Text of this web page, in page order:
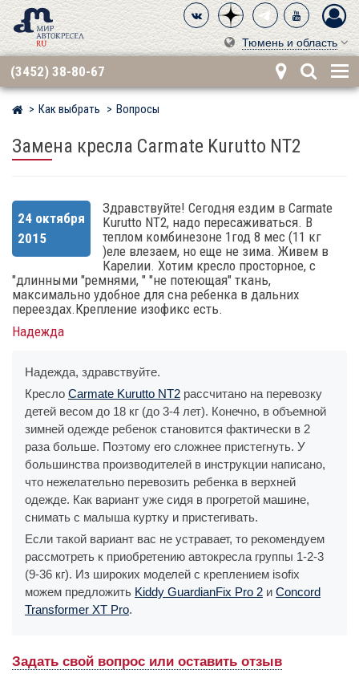
Тюмень и область
(3452) 38-80-67
Мир детских автокресел
Как выбрать Вопросы
Замена кресла Carmate Kurutto NT2
24 октября
2015
Здравствуйте! Сегодня ездим в Carmate
Kurutto NT2, надо пересаживаться. В
теплом комбинезоне 1год 8 мес (11 кг
)еле влезаем, но еще не зима. Живем в
Карелии. Хотим кресло просторное, с
"длинными "ремнями, " "не потеющая" ткань,
максимально удобное для сна ребенка в дальних
переездах.Крепление изофикс есть.
Надежда
Надежда, здравствуйте.
Кресло Carmate Kurutto NT2 рассчитано на перевозку
детей весом до 18 кг (до 3-4 лет). Конечно, в объемной
зимней одежде ребенок становится фактически в 2
раза больше. Поэтому его сложнее пристегнуть. У
большинства производителей в инструкции написано,
что нежелательно перевозить ребенка в верхней
одежде. Как вариант уже сидя в прогретой машине,
снимать с малыша куртку и пристегивать.
Если такой вариант вас не устравает, то рекомендуем
рассмотреть к приобретению автокресла группы 1-2-3
(9-36 кг). Из широких моделей с креплением isofix
можем предложить Kiddy GuardianFix Pro 2 и Concord
Transformer XT Pro.
Задать свой вопрос или оставить отзыв